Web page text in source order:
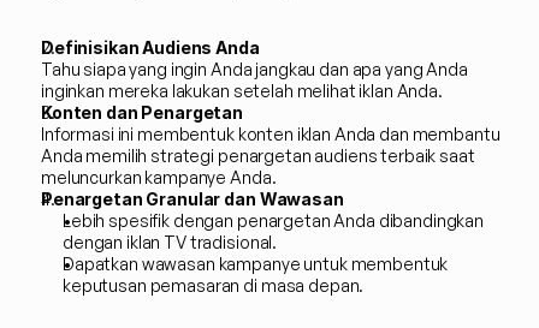
Definisikan Audiens Anda
Tahu siapa yang ingin Anda jangkau dan apa yang Anda
inginkan mereka lakukan setelah melihat iklan Anda.
Konten dan Penargetan
Informasi ini membentuk konten iklan Anda dan membantu
Anda memilih strategi penargetan audiens terbaik saat
meluncurkan kampanye Anda.
Penargetan Granular dan Wawasan
Lebih spesifik dengan penargetan Anda dibandingkan
dengan iklan TV tradisional.
Dapatkan wawasan kampanye untuk membentuk
keputusan pemasaran di masa depan.